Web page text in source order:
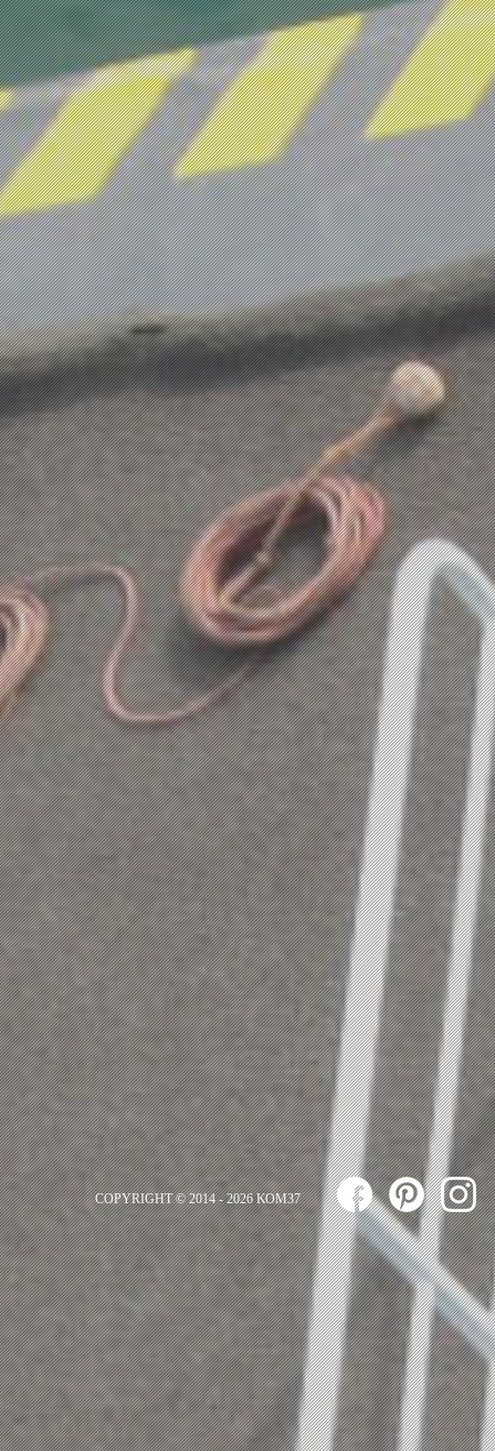
COPYRIGHT © 2014 - 2026 ΚΟΜ37